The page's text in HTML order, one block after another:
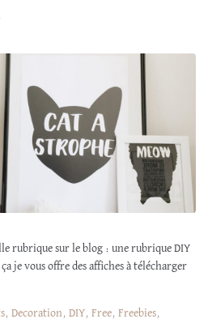
rubrique sur le blog : une rubrique DIY
je vous offre des affiches à télécharger
, Decoration , DIY, Free, Freebies,